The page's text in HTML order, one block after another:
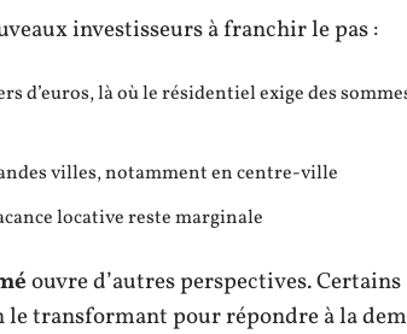
investisseurs à franchir le pas :
d’euros, là où le résidentiel exige des
villes, notamment en centre-ville
locative reste marginale
ouvre d’autres perspectives. Certains
transformant pour répondre à la